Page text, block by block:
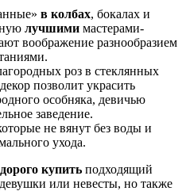
в колбах, бокалах и
лучшими мастерами-
воображение разнообразием
роз в стеклянных
позволит украсить
особняка, девичью
заведение.
не вянут без воды и
ухода.
купить подходящий
или невесты, но также